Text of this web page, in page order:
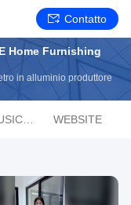
Contatto
Home Furnishing
in alluminio produttore
WEBSITE